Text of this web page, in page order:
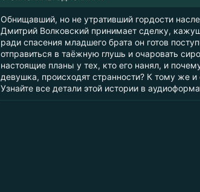
Обнищавший, но не утративший гордости
Дмитрий Волковский принимает сделку,
ради спасения младшего брата он готов
отправиться в таёжную глушь и очаровать
настоящие планы у тех, кто его нанял, и
девушка, происходят странности? К тому же
Узнайте все детали этой истории в